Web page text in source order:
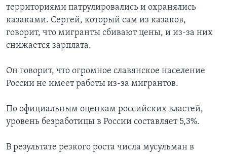
территориями патрулировались и охранялись
казаками. Сергей, который сам из казаков,
говорит, что мигранты сбивают цены, и из-за них
снижается зарплата.
Он говорит, что огромное славянское население
России не имеет работы из-за мигрантов.
По официальным оценкам российских властей,
уровень безработицы в России составляет 5,3%.
В результате резкого роста числа мусульман в